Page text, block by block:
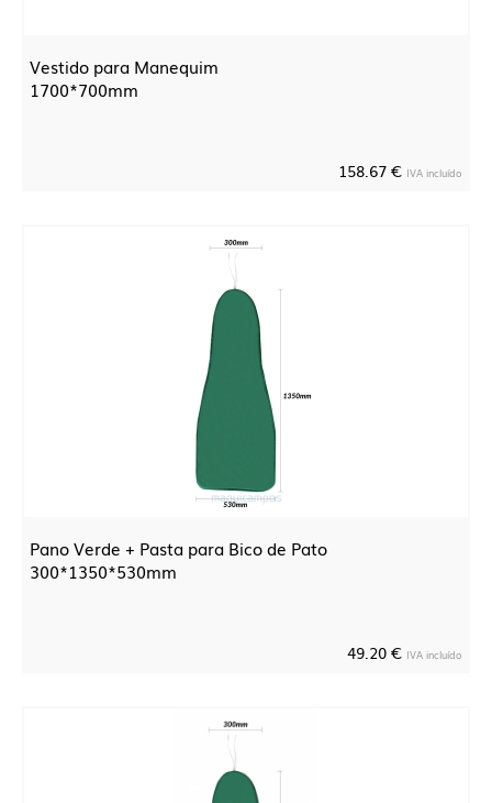
Vestido para Manequim
1700*700mm
158.67 € IVA incluído
Pano Verde + Pasta para Bico de Pato
300*1350*530mm
49.20 € IVA incluído